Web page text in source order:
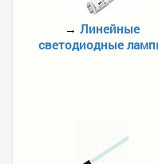
→ Линейные
светодиодные